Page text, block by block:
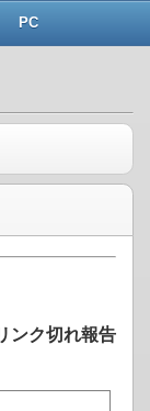
PC
ンク切れ報告